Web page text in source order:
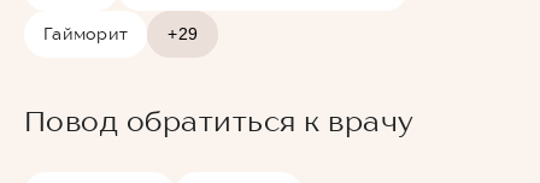
Гайморит +29
Повод обратиться к врачу